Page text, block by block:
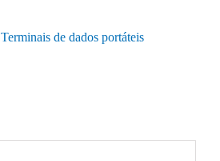
Terminais de dados portáteis